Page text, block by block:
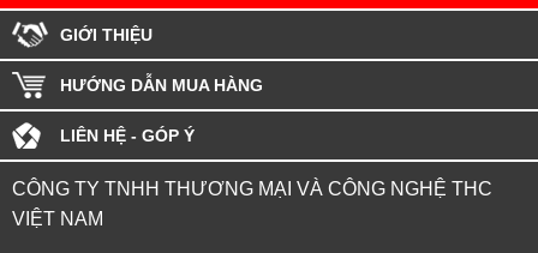
GIỚI THIỆU
HƯỚNG DẪN MUA HÀNG
LIÊN HỆ - GÓP Ý
CÔNG TY TNHH THƯƠNG MẠI VÀ CÔNG NGHỆ THC
VIỆT NAM